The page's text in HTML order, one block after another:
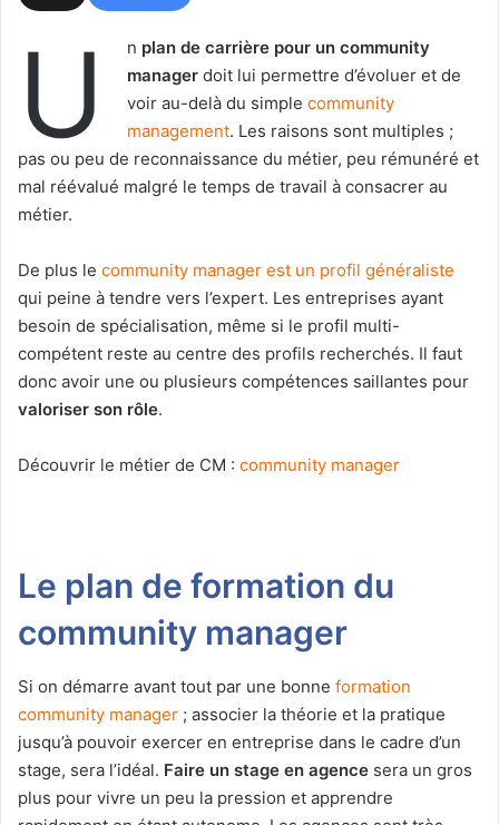
U n plan de carrière pour un community
manager doit lui permettre d’évoluer et de
voir au-delà du simple community
management. Les raisons sont multiples ;
pas ou peu de reconnaissance du métier, peu rémunéré et
mal réévalué malgré le temps de travail à consacrer au
métier.
De plus le community manager est un profil généraliste
qui peine à tendre vers l’expert. Les entreprises ayant
besoin de spécialisation, même si le profil multi-
compétent reste au centre des profils recherchés. Il faut
donc avoir une ou plusieurs compétences saillantes pour
valoriser son rôle.
Découvrir le métier de CM : community manager
Le plan de formation du
community manager
Si on démarre avant tout par une bonne formation
community manager ; associer la théorie et la pratique
jusqu’à pouvoir exercer en entreprise dans le cadre d’un
stage, sera l’idéal. Faire un stage en agence sera un gros
plus pour vivre un peu la pression et apprendre